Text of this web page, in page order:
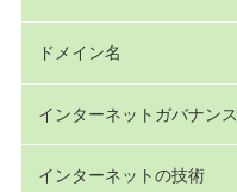
ドメイン名
インターネットガバナンス
インターネットの技術